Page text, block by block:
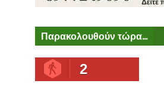
Παρακολουθούν τώρα...
2